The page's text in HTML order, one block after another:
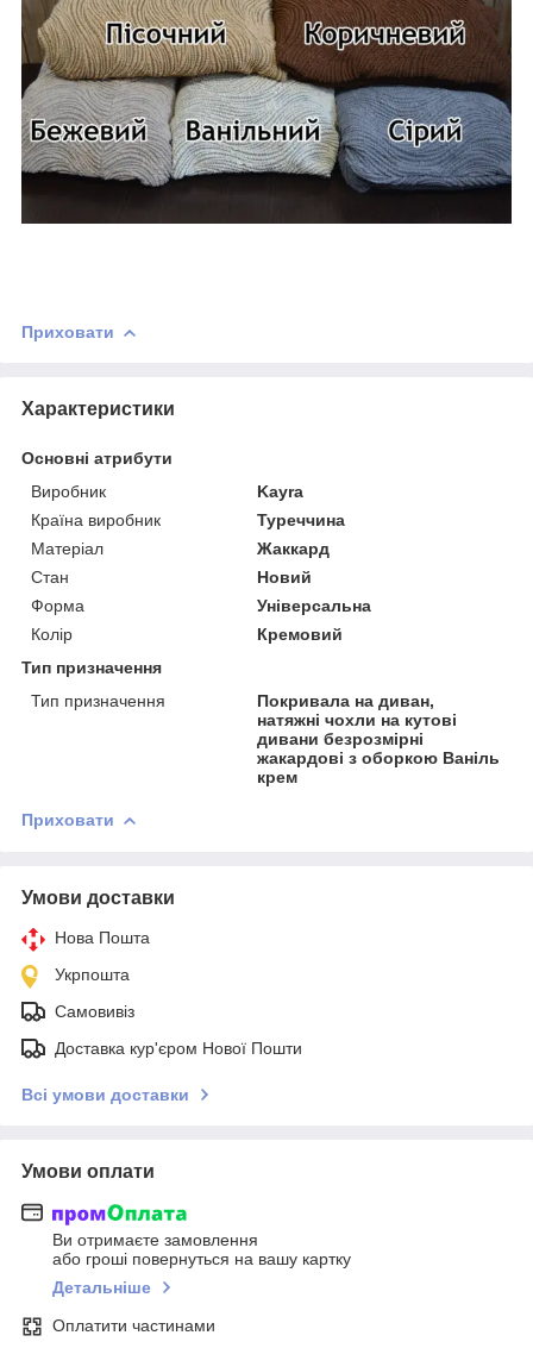
Приховати
Характеристики
Основні атрибути
Виробник
Kayra
Країна виробник
Туреччина
Матеріал
Жаккард
Стан
Новий
Форма
Універсальна
Колір
Кремовий
Тип призначення
Тип призначення
Покривала на диван,
натяжні чохли на кутові
дивани безрозмірні
жакардові з оборкою Ваніль
крем
Приховати
Умови доставки
Нова Пошта
Укрпошта
Самовивіз
Доставка кур'єром Нової Пошти
Всі умови доставки
Умови оплати
Ви отримаєте замовлення
або гроші повернуться на вашу картку
Детальніше
Оплатити частинами